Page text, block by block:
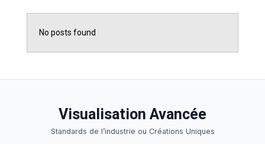
No posts found
Visualisation Avancée
Standards de l’industrie ou Créations Uniques